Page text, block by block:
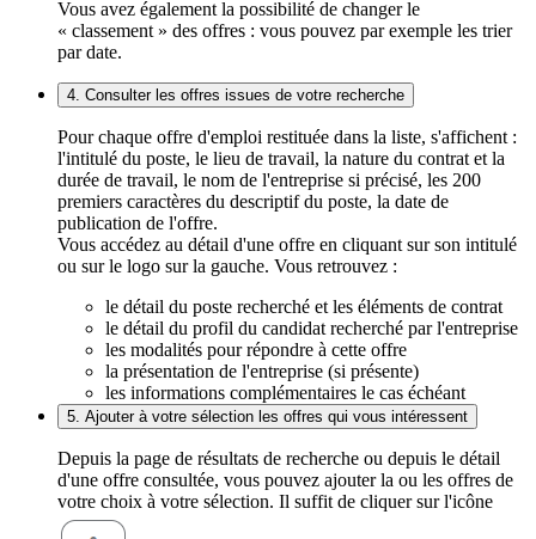
Vous avez également la possibilité de changer le
« classement » des offres : vous pouvez par exemple les trier
par date.
4. Consulter les offres issues de votre recherche
Pour chaque offre d'emploi restituée dans la liste, s'affichent :
l'intitulé du poste, le lieu de travail, la nature du contrat et la
durée de travail, le nom de l'entreprise si précisé, les 200
premiers caractères du descriptif du poste, la date de
publication de l'offre.
Vous accédez au détail d'une offre en cliquant sur son intitulé
ou sur le logo sur la gauche. Vous retrouvez :
le détail du poste recherché et les éléments de contrat
le détail du profil du candidat recherché par l'entreprise
les modalités pour répondre à cette offre
la présentation de l'entreprise (si présente)
les informations complémentaires le cas échéant
5. Ajouter à votre sélection les offres qui vous intéressent
Depuis la page de résultats de recherche ou depuis le détail
d'une offre consultée, vous pouvez ajouter la ou les offres de
votre choix à votre sélection. Il suffit de cliquer sur l'icône